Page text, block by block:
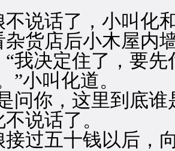
话了，小叫化
店后小木屋内墙
我决定住了，要先
叫化道。
你，这里到底谁
说话了。
五十钱以后，向